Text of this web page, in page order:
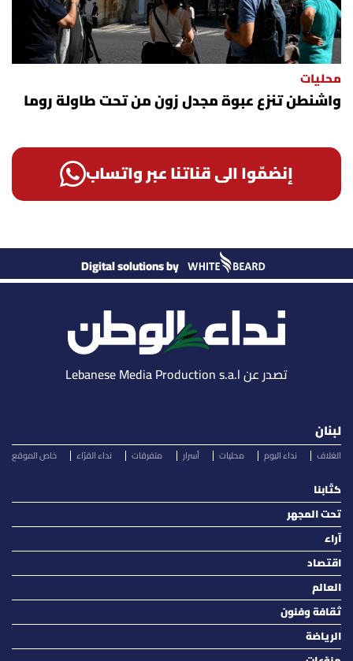
محليات
واشنطن تنزع عبوة مجدل زون من تحت طاولة روما
إنضمّوا الى قناتنا عبر واتساب
Digital solutions by
تصدر عن Lebanese Media Production s.a.l
لبنان
الغلاف نداء اليوم محليات أسرار متفرقات نداء القرّاء خاص الموقع
كتّابنا
تحت المجهر
آراء
اقتصاد
العالم
ثقافة وفنون
الرياضة